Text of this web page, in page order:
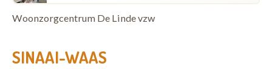
Woonzorgcentrum De Linde vzw
SINAAI-WAAS